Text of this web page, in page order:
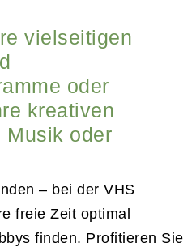
vielseitigen
oder
kreativen
Musik oder
– bei der VHS
freie Zeit optimal
finden. Profitieren Sie